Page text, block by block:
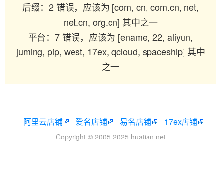
后缀：2 错误，应该为 [com, cn, com.cn, net,
net.cn, org.cn] 其中之一
平台：7 错误，应该为 [ename, 22, aliyun,
juming, pip, west, 17ex, qcloud, spaceship] 其中
之一
阿里云店铺 爱名店铺 易名店铺 17ex店铺
Copyright © 2005-2025 huatian.net